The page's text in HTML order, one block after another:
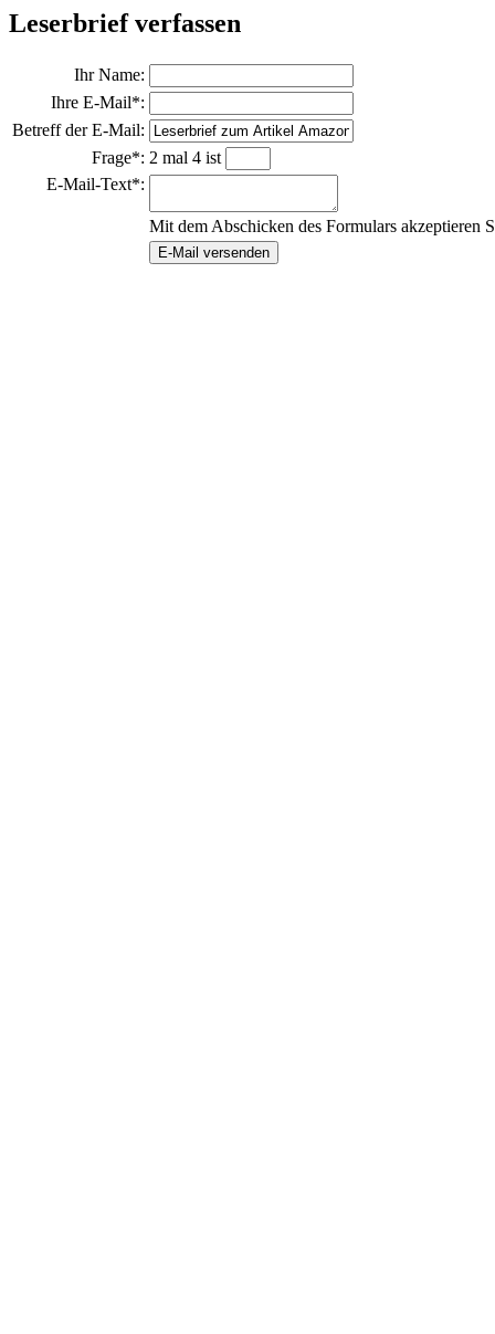
Leserbrief verfassen
Ihr Name:
Ihre E-Mail*:
Betreff der E-Mail:
Frage*: 2 mal 4 ist
E-Mail-Text*:
Mit dem Abschicken des Formulars akzeptieren
E-Mail versenden